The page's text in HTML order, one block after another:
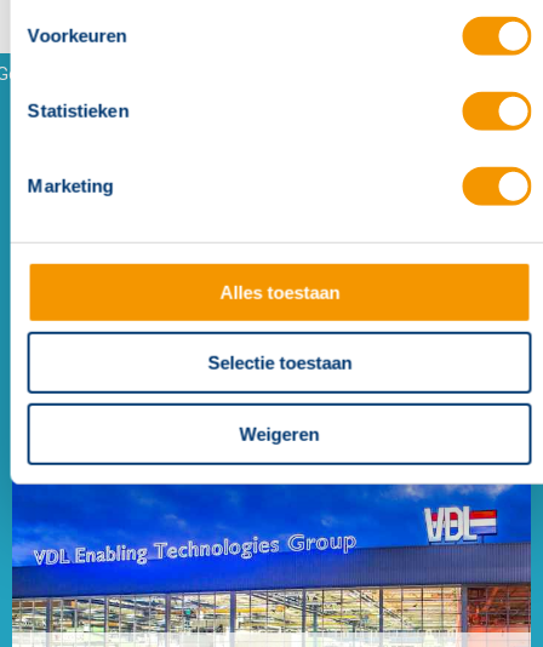
Voorkeuren
Statistieken
Marketing
Alles toestaan
Selectie toestaan
Weigeren
referenties